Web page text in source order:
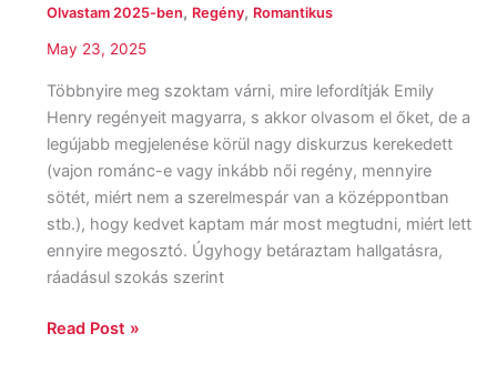
Olvastam 2025-ben, Regény, Romantikus
May 23, 2025
Többnyire meg szoktam várni, mire lefordítják Emily
Henry regényeit magyarra, s akkor olvasom el őket, de a
legújabb megjelenése körül nagy diskurzus kerekedett
(vajon románc-e vagy inkább női regény, mennyire
sötét, miért nem a szerelmespár van a középpontban
stb.), hogy kedvet kaptam már most megtudni, miért lett
ennyire megosztó. Úgyhogy betáraztam hallgatásra,
ráadásul szokás szerint
Read Post »